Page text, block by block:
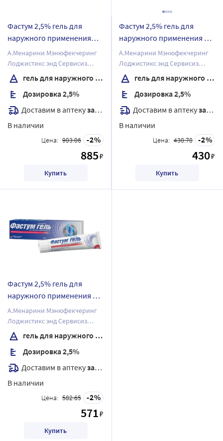
Фастум 2,5% гель для
наружного применения
100 гр
А.Менарини Мэнюфекчеринг
Лоджистикс энд Сервисиз
С.р.Л. гель для наружного применения
Дозировка 2,5%
Доставим в аптекузавтра
В наличии
Цена: 903.06 2
885₽
Купить
Фастум 2,5% гель для
наружного применения 30
гр
А.Менарини Мэнюфекчеринг
Лоджистикс энд Сервисиз
С.р.Л. гель для наружного применения
Дозировка 2,5%
Доставим в аптекузавтра
В наличии
Цена: 438.78 2
430₽
Купить
Фастум 2,5% гель для
наружного применения 50
гр
А.Менарини Мэнюфекчеринг
Лоджистикс энд Сервисиз
С.р.Л. гель для наружного применения
Дозировка 2,5%
Доставим в аптекузавтра
В наличии
Цена: 582.65 2
571₽
Купить